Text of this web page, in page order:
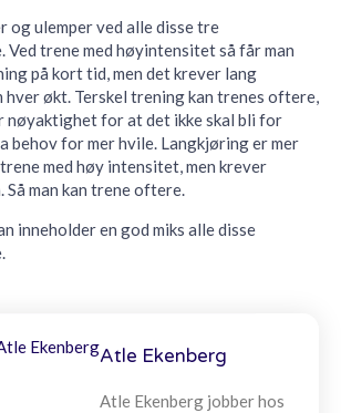
og ulemper ved alle disse tre
Ved trene med høyintensitet så får man
på kort tid, men det krever lang
økt. Terskel trening kan trenes oftere,
nøyaktighet for at det ikke skal bli for
behov for mer hvile. Langkjøring er mer
med høy intensitet, men krever
man kan trene oftere.
inneholder en god miks alle disse
Atle Ekenberg
Atle Ekenberg jobber hos